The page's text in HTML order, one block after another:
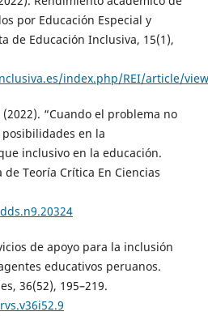
por Educación Especial y
de Educación Inclusiva, 15(1),
index.php/REI/article/
(2022). “Cuando el problema no
en la
inclusivo en la educación.
de Teoría Crítica En Ciencias
de apoyo para la inclusión
educativos peruanos.
36(52), 195–219.